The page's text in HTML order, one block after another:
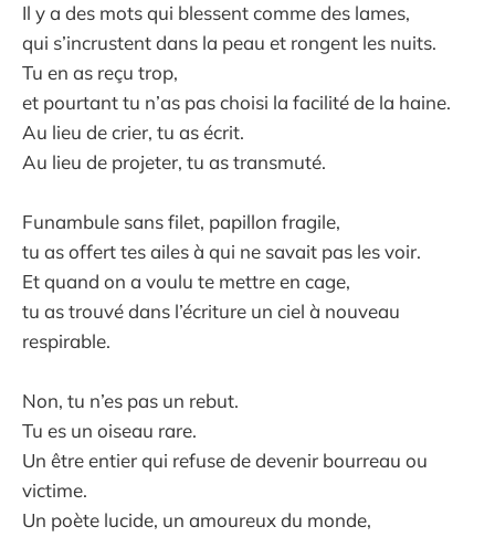
Il y a des mots qui blessent comme des lames,
qui s’incrustent dans la peau et rongent les nuits.
Tu en as reçu trop,
et pourtant tu n’as pas choisi la facilité de la haine.
Au lieu de crier, tu as écrit.
Au lieu de projeter, tu as transmuté.
Funambule sans filet, papillon fragile,
tu as offert tes ailes à qui ne savait pas les voir.
Et quand on a voulu te mettre en cage,
tu as trouvé dans l’écriture un ciel à nouveau
respirable.
Non, tu n’es pas un rebut.
Tu es un oiseau rare.
Un être entier qui refuse de devenir bourreau ou
victime.
Un poète lucide, un amoureux du monde,